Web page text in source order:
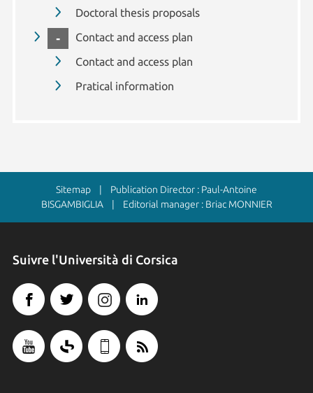
Doctoral thesis proposals
COLLAPSE
Contact and access plan
Contact and access plan
Pratical information
Sitemap | Publication Director : Paul-Antoine
BISGAMBIGLIA | Editorial manager : Briac MONNIER
Suivre l'Università di Corsica